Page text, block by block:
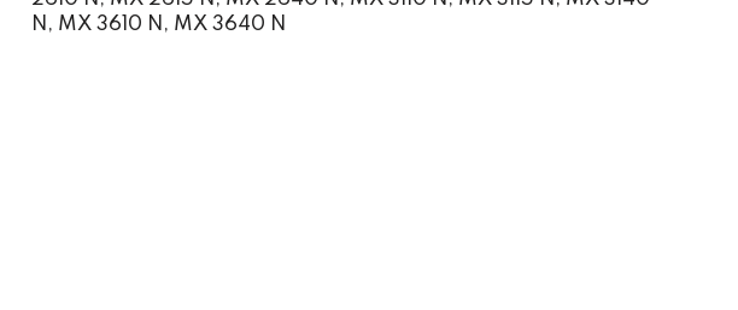
N, MX 3610 N, MX 3640 N